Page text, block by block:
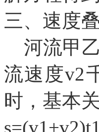
三、速度
河流甲乙
流速度v2
时，基本